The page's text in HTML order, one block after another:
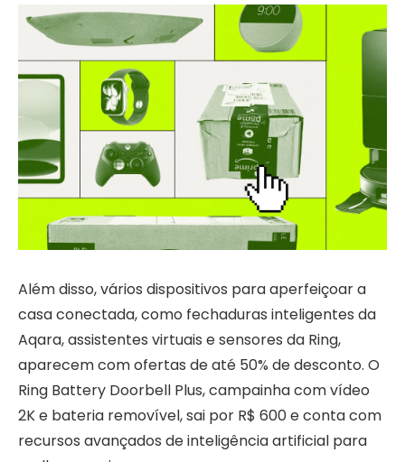
Além disso, vários dispositivos para aperfeiçoar a
casa conectada, como fechaduras inteligentes da
Aqara, assistentes virtuais e sensores da Ring,
aparecem com ofertas de até 50% de desconto. O
Ring Battery Doorbell Plus, campainha com vídeo
2K e bateria removível, sai por R$ 600 e conta com
recursos avançados de inteligência artificial para